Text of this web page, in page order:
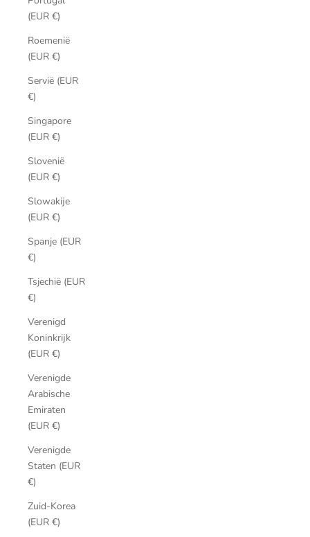
(EUR €)
Roemenië
(EUR €)
Servië (EUR
€)
Singapore
(EUR €)
Slovenië
(EUR €)
Slowakije
(EUR €)
Spanje (EUR
€)
Tsjechië (EUR
€)
Verenigd
Koninkrijk
(EUR €)
Verenigde
Arabische
Emiraten
(EUR €)
Verenigde
Staten (EUR
€)
Zuid-Korea
(EUR €)